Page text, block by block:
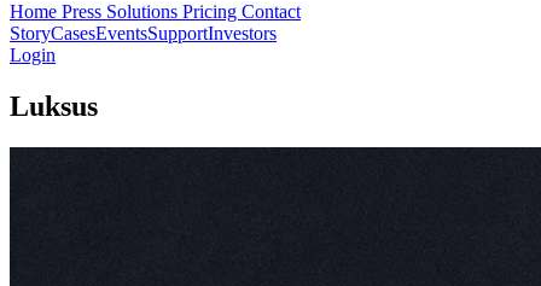
Home Press Solutions Pricing Contact
StoryCasesEventsSupportInvestors
Login
Luksus